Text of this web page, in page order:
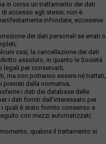
in corso un trattamento dei dati
accesso agli stessi; non è
infondate, eccessive
dei dati personali se errati o
casi, la cancellazione dei dati
assoluto, in quanto le Società
legali per conservarli;
ma non potranno essere né trattati,
previsti dalla normativa;
i dati dai database delle
i dati forniti dall’interessato per
i quali è stato fornito consenso e
con mezzi automatizzati;
qualora il trattamento si